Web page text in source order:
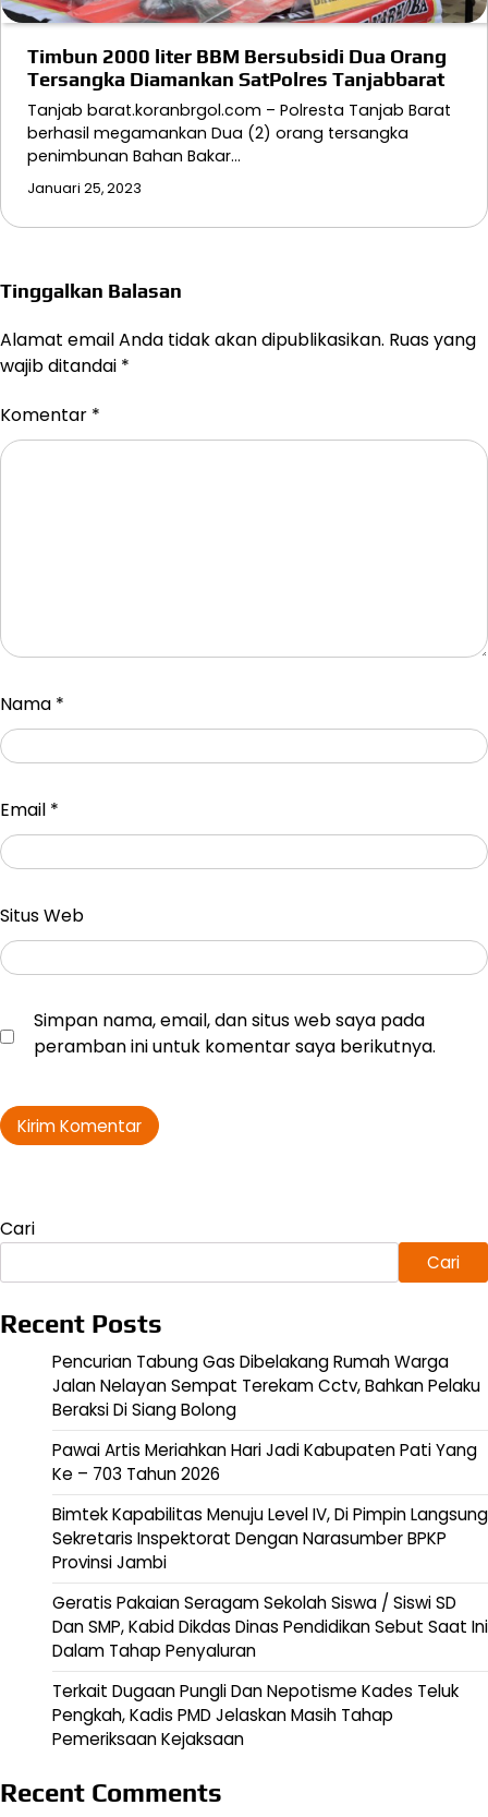
Timbun 2000 liter BBM Bersubsidi Dua Orang
Tersangka Diamankan SatPolres Tanjabbarat
Tanjab barat.koranbrgol.com – Polresta Tanjab Barat
berhasil megamankan Dua (2) orang tersangka
penimbunan Bahan Bakar…
Januari 25, 2023
Tinggalkan Balasan
Alamat email Anda tidak akan dipublikasikan. Ruas yang
wajib ditandai *
Komentar *
Nama *
Email *
Situs Web
Simpan nama, email, dan situs web saya pada
peramban ini untuk komentar saya berikutnya.
Cari
Cari
Recent Posts
Pencurian Tabung Gas Dibelakang Rumah Warga
Jalan Nelayan Sempat Terekam Cctv, Bahkan Pelaku
Beraksi Di Siang Bolong
Pawai Artis Meriahkan Hari Jadi Kabupaten Pati Yang
Ke – 703 Tahun 2026
Bimtek Kapabilitas Menuju Level IV, Di Pimpin Langsung
Sekretaris Inspektorat Dengan Narasumber BPKP
Provinsi Jambi
Geratis Pakaian Seragam Sekolah Siswa / Siswi SD
Dan SMP, Kabid Dikdas Dinas Pendidikan Sebut Saat Ini
Dalam Tahap Penyaluran
Terkait Dugaan Pungli Dan Nepotisme Kades Teluk
Pengkah, Kadis PMD Jelaskan Masih Tahap
Pemeriksaan Kejaksaan
Recent Comments